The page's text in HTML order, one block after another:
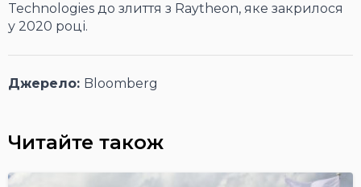
Technologies до злиття з Raytheon, яке закрилося
у 2020 році.
Джерело: Bloomberg
Читайте також